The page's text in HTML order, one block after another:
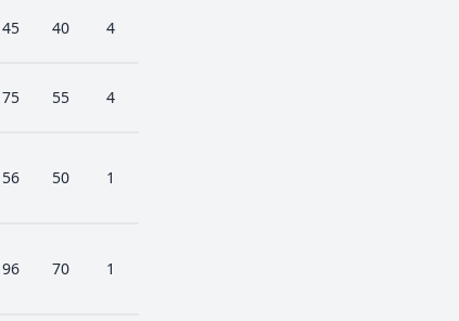
45 40 4
75 55 4
56 50 1
96 70 1